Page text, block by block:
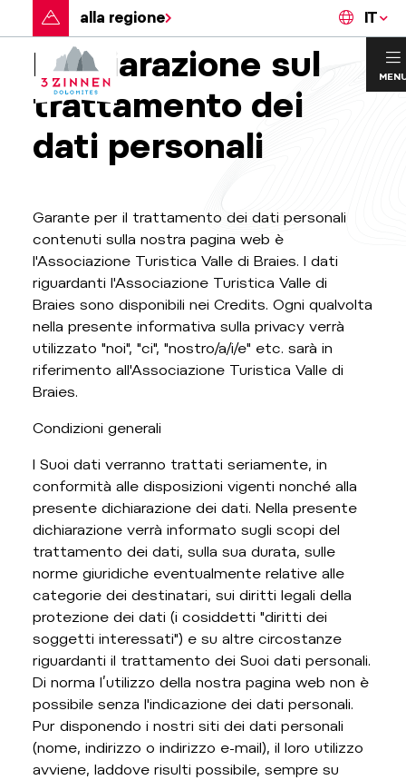
alla regione IT
Dichiarazione sul
trattamento dei
dati personali
Garante per il trattamento dei dati personali
contenuti sulla nostra pagina web è
l'Associazione Turistica Valle di Braies. I dati
riguardanti l'Associazione Turistica Valle di
Braies sono disponibili nei Credits. Ogni qualvolta
nella presente informativa sulla privacy verrà
utilizzato "noi", "ci", "nostro/a/i/e" etc. sarà in
riferimento all'Associazione Turistica Valle di
Braies.
Condizioni generali
I Suoi dati verranno trattati seriamente, in
conformità alle disposizioni vigenti nonché alla
presente dichiarazione dei dati. Nella presente
dichiarazione verrà informato sugli scopi del
trattamento dei dati, sulla sua durata, sulle
norme giuridiche eventualmente relative alle
categorie dei destinatari, sui diritti legali della
protezione dei dati (i cosiddetti "diritti dei
soggetti interessati") e su altre circostanze
riguardanti il trattamento dei Suoi dati personali.
Di norma l’utilizzo della nostra pagina web non è
possibile senza l'indicazione dei dati personali.
Pur disponendo i nostri siti dei dati personali
(nome, indirizzo o indirizzo e-mail), il loro utilizzo
avviene, laddove risulti possibile, sempre su